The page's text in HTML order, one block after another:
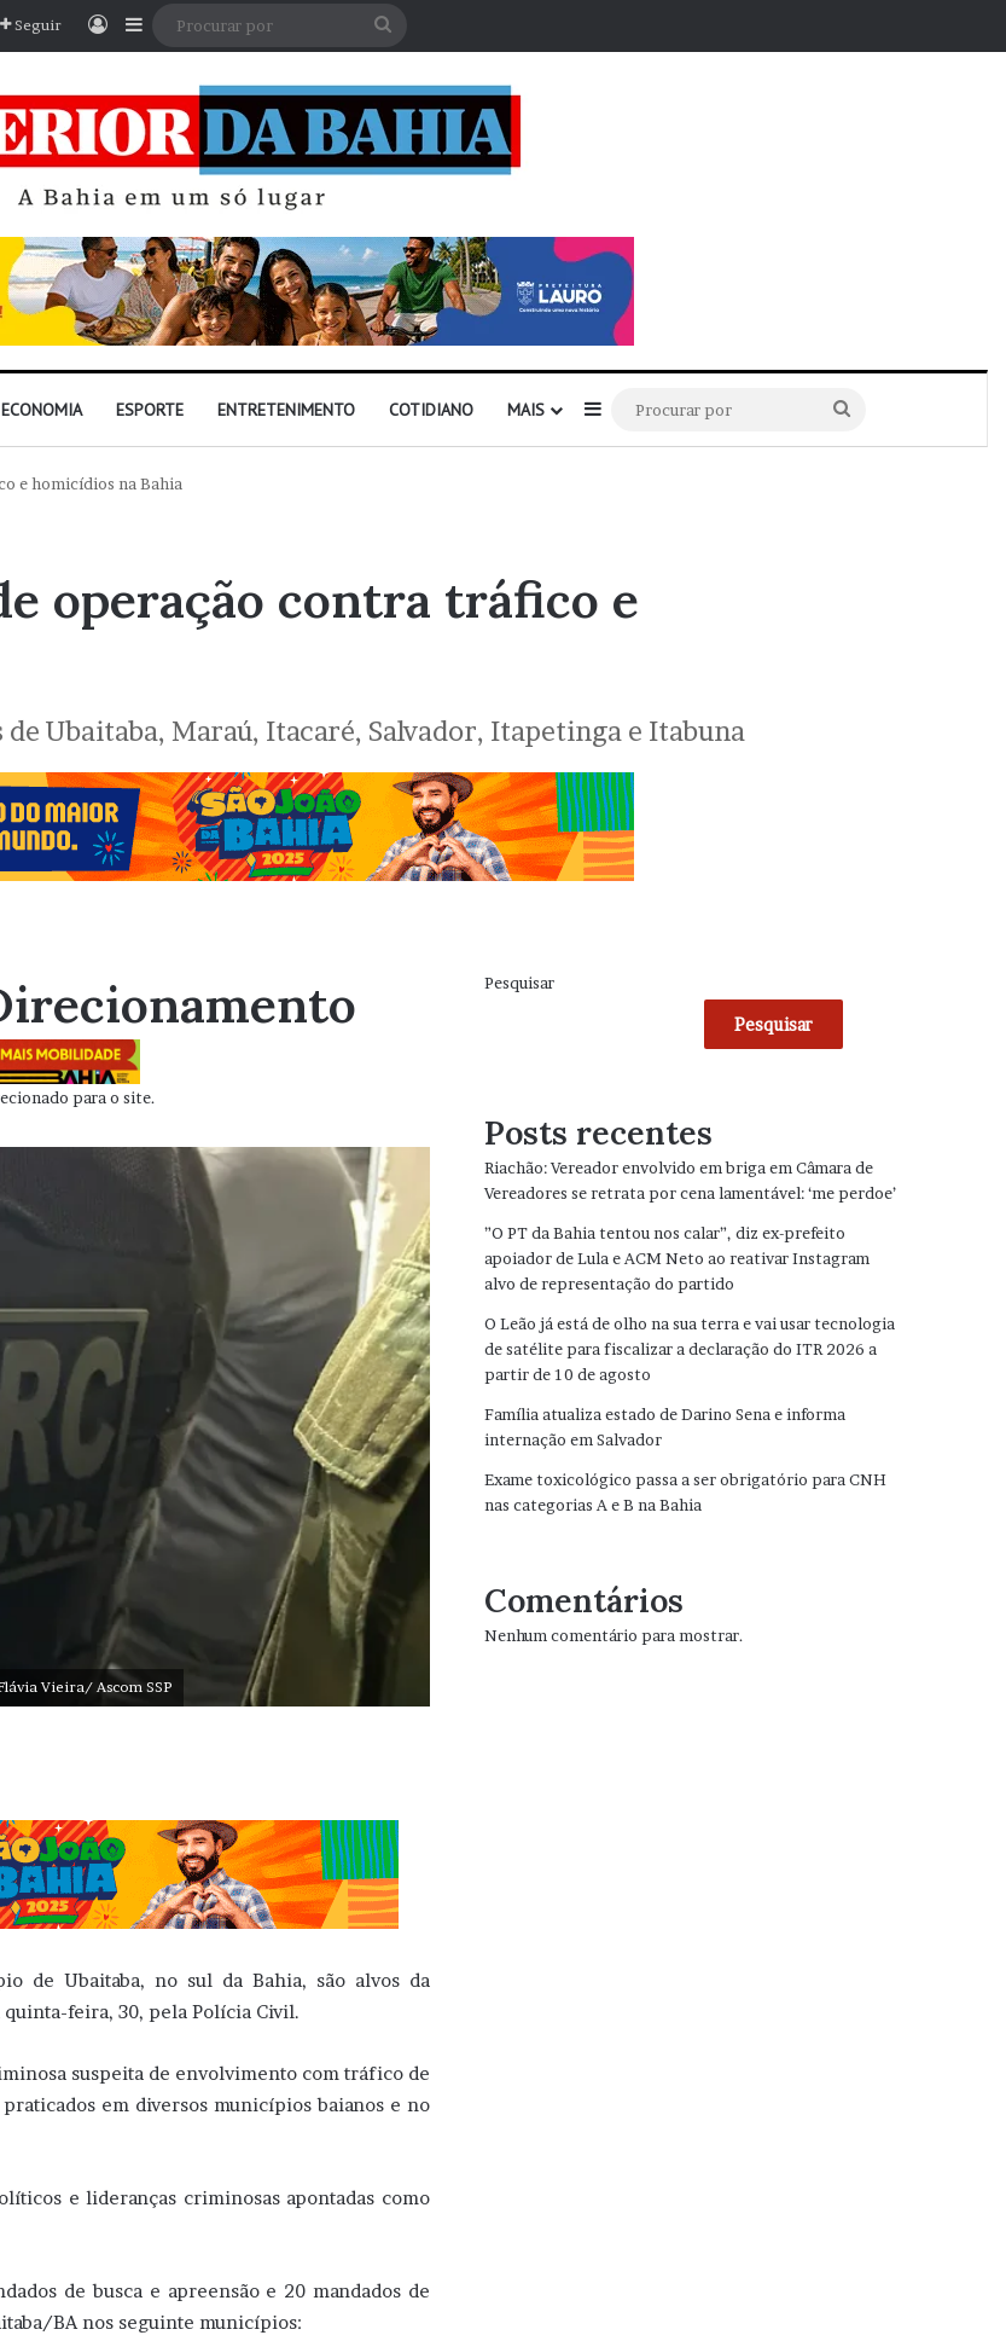
Seguir EntrarBarra Lateral
ESPORTE ENTRETENIMENTO COTIDIANO MAIS Barra Lateral
por
e homicídios na Bahia
operação contra tráfico e
Ubaitaba, Maraú, Itacaré, Salvador, Itapetinga e Itabuna
para o site.
Vieira/ Ascom SSP
de Ubaitaba, no sul da Bahia, são alvos da
feira, 30, pela Polícia Civil.
suspeita de envolvimento com tráfico de
em diversos municípios baianos e no
e lideranças criminosas apontadas como
de busca e apreensão e 20 mandados de
BA nos seguinte municípios:
Pesquisar
Pesquisar
Posts recentes
Riachão: Vereador envolvido em briga em Câmara de
Vereadores se retrata por cena lamentável: ‘me perdoe’
”O PT da Bahia tentou nos calar”, diz ex-prefeito
apoiador de Lula e ACM Neto ao reativar Instagram
alvo de representação do partido
O Leão já está de olho na sua terra e vai usar tecnologia
de satélite para fiscalizar a declaração do ITR 2026 a
partir de 10 de agosto
Família atualiza estado de Darino Sena e informa
internação em Salvador
Exame toxicológico passa a ser obrigatório para CNH
nas categorias A e B na Bahia
Comentários
Nenhum comentário para mostrar.